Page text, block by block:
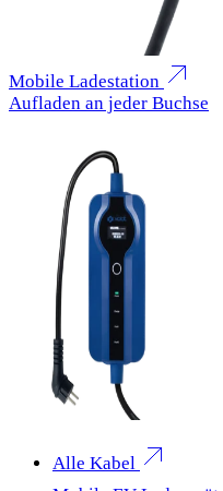
Mobile Ladestation
Aufladen an jeder Buchse
Alle Kabel